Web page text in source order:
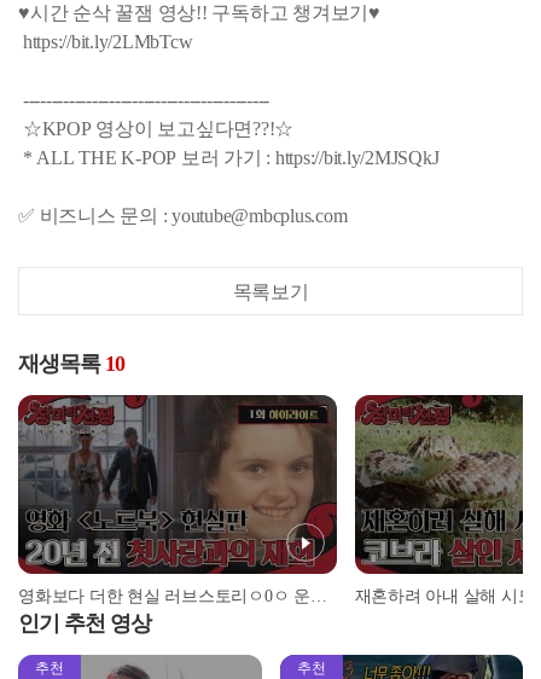
♥시간 순삭 꿀잼 영상!! 구독하고 챙겨보기♥
https://bit.ly/2LMbTcw
-------------------------------------------
☆KPOP 영상이 보고싶다면??!☆
* ALL THE K-POP 보러 가기 : https://bit.ly/2MJSQkJ
✅ 비즈니스 문의 : youtube@mbcplus.com
목록보기
재생목록 10
영화보다 더한 현실 러브스토리ㅇ0ㅇ 운명같은 20년 전 첫사랑과의 재회♥ l #하이라이트 l #장미의전쟁 l #MBCevery1 l EP.1
인기 추천 영상
추천 추천